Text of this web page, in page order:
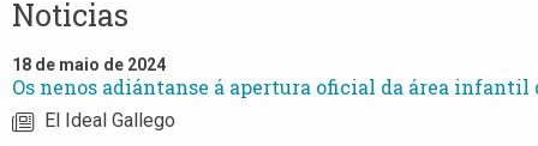
Noticias
18 de maio de 2024
Os nenos adiántanse á apertura oficial da área infantil
El Ideal Gallego